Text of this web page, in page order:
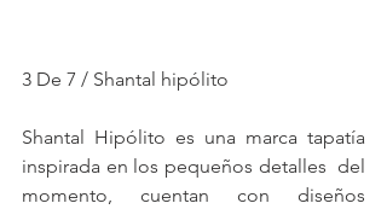
3 De 7 / Shantal hipólito
Shantal Hipólito es una marca tapatía
inspirada en los pequeños detalles  del
momento, cuentan con diseños